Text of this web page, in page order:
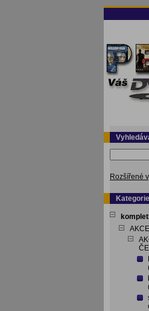
Rozšířené
Kategorie